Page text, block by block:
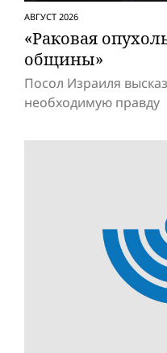
АВГУСТ 2026
«Раковая
общины»
Посол Израиля
необходимую правду